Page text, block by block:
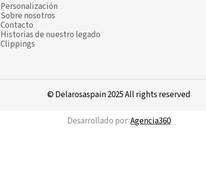
Personalización
Sobre nosotros
Contacto
Historias de nuestro legado
Clippings
© Delarosaspain 2025 All rights reserved
Desarrollado por:Agencia360